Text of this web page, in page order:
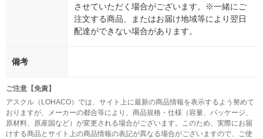
させていただく場合がございます。※一緒にご
注文する商品、またはお届け地域等により翌日
配達ができない場合があります。
備考
ご注意【免責】
アスクル（LOHACO）では、サイト上に最新の商品情報を表示するよう努めて
おりますが、メーカーの都合等により、商品規格・仕様（容量、パッケージ、
原材料、原産国など）が変更される場合がございます。このため、実際にお届
けする商品とサイト上の商品情報の表記が異なる場合がございますので、ご使